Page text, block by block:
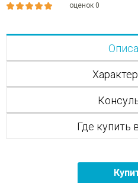
оценок 0
Где купить